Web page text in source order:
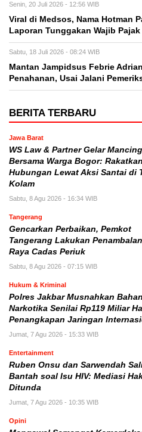
Senin, 20 Juli 2026 - 12:56 WIB
Viral di Medsos, Nama Hotman
Laporan Tunggakan Wajib Pajak
Sabtu, 18 Juli 2026 - 08:24 WIB
Mantan Jampidsus Febrie
Penahanan, Usai Jalani
BERITA TERBARU
Jawa Barat
WS Law & Partner Gelar Mancing
Bersama Warga Bogor: Rakatkan
Hubungan Lewat Aksi Santai di
Kolam
Sabtu, 8 Agu 2026 - 16:34 WIB
Tangerang
Gencarkan Perbaikan, Pemkot
Tangerang Lakukan
Raya Cadas Periuk
Sabtu, 8 Agu 2026 - 07:15 WIB
Hukum & Kriminal
Polres Jakbar Musnahkan
Narkotika Senilai Rp119 Miliar
Penangkapan Jaringan
Jumat, 7 Agu 2026 - 15:33 WIB
Entertainment
Ruben Onsu dan Sarwendah
Bantah soal Isu HIV: Mediasi
Ditunda
Jumat, 7 Agu 2026 - 10:35 WIB
Opini